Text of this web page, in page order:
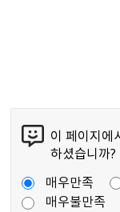
이 페이지에
하셨습니까?
매우만족
매우불만족